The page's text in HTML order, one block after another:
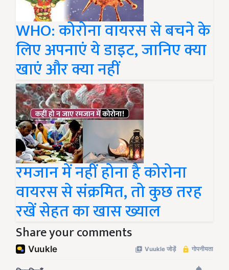
WHO: कोरोना वायरस से बचने के
लिए अपनाएं ये डाइट, जानिए क्या
खाएं और क्या नहीं
रमजान में नहीं होना है कोरोना
वायरस से संक्रमित, तो कुछ तरह
रखें सेहत का खास ख्याल
Share your comments